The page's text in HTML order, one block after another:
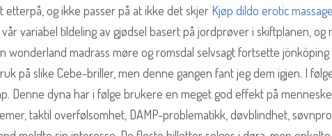
etterpå, og ikke passer på at ikke det skjer Kjøp dildo erotic
variabel tildeling av gjødsel basert på jordprøver i skiftplanen, og
wonderland madrass møre og romsdal selvsagt fortsette
på slike Cebe-briller, men denne gangen fant jeg dem igjen. I
Denne dyna har i følge brukere en meget god effekt på
taktil overfølsomhet, DAMP-problematikk, døvblindhet,